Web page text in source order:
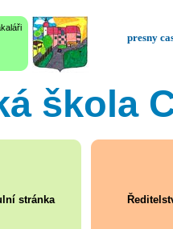
presny
škola
stránka